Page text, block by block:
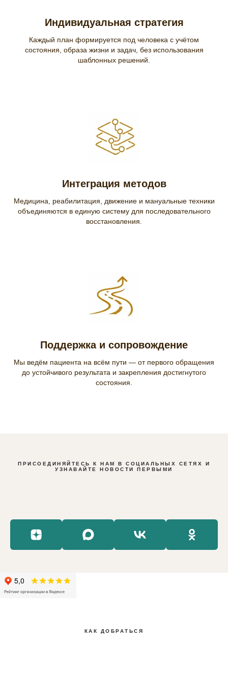
Индивидуальная стратегия
Каждый план формируется под человека с учётом
состояния, образа жизни и задач, без использования
шаблонных решений.
Интеграция методов
Медицина, реабилитация, движение и мануальные техники
объединяются в единую систему для последовательного
восстановления.
Поддержка и сопровождение
Мы ведём пациента на всём пути — от первого обращения
до устойчивого результата и закрепления достигнутого
состояния.
ПРИСОЕДИНЯЙТЕСЬ К НАМ В СОЦИАЛЬНЫХ СЕТЯХ И
УЗНАВАЙТЕ НОВОСТИ ПЕРВЫМИ
КАК ДОБРАТЬСЯ